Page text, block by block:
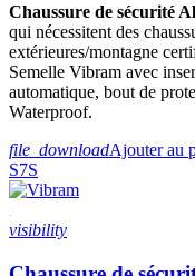
Chaussure de sécurité
qui nécessitent des
extérieures/montagne
Semelle Vibram avec
automatique, bout de
Waterproof.
file_downloadAjouter au
S7S
visibility